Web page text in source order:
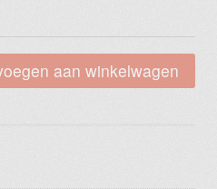
aan winkelwagen